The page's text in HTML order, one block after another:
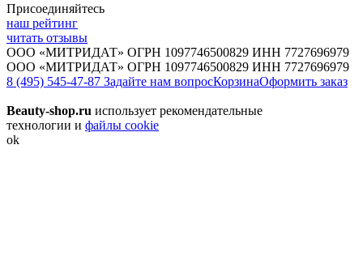
Присоединяйтесь
наш рейтинг
читать отзывы
ООО «МИТРИДАТ» ОГРН 1097746500829 ИНН 7727696979
ООО «МИТРИДАТ» ОГРН 1097746500829 ИНН 7727696979
8 (495) 545-47-87 Задайте нам вопросКорзинаОформить заказ
Beauty-shop.ru использует рекомендательные
технологии и файлы cookie
ok